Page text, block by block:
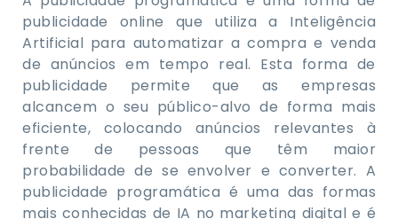
publicidade online que utiliza a Inteligência
Artificial para automatizar a compra e venda
de anúncios em tempo real. Esta forma de
publicidade permite que as empresas
alcancem o seu público-alvo de forma mais
eficiente, colocando anúncios relevantes à
frente de pessoas que têm maior
probabilidade de se envolver e converter. A
publicidade programática é uma das formas
mais conhecidas de IA no marketing digital e é